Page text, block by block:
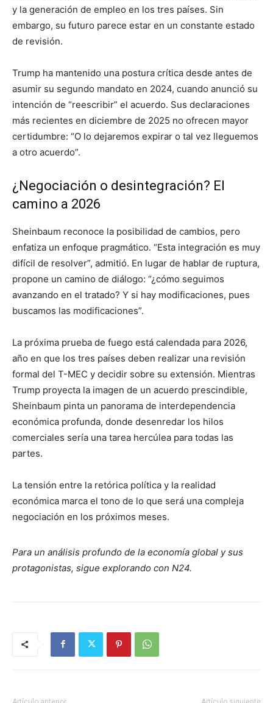
y la generación de empleo en los tres países. Sin
embargo, su futuro parece estar en un constante estado
de revisión.
Trump ha mantenido una postura crítica desde antes de
asumir su segundo mandato en 2024, cuando anunció su
intención de “reescribir” el acuerdo. Sus declaraciones
más recientes en diciembre de 2025 no ofrecen mayor
certidumbre: “O lo dejaremos expirar o tal vez lleguemos
a otro acuerdo”.
¿Negociación o desintegración? El
camino a 2026
Sheinbaum reconoce la posibilidad de cambios, pero
enfatiza un enfoque pragmático. “Esta integración es muy
difícil de resolver”, admitió. En lugar de hablar de ruptura,
propone un camino de diálogo: “¿cómo seguimos
avanzando en el tratado? Y si hay modificaciones, pues
buscamos las modificaciones”.
La próxima prueba de fuego está calendada para 2026,
año en que los tres países deben realizar una revisión
formal del T-MEC y decidir sobre su extensión. Mientras
Trump proyecta la imagen de un acuerdo prescindible,
Sheinbaum pinta un panorama de interdependencia
económica profunda, donde desenredar los hilos
comerciales sería una tarea hercúlea para todas las
partes.
La tensión entre la retórica política y la realidad
económica marca el tono de lo que será una compleja
negociación en los próximos meses.
Para un análisis profundo de la economía global y sus
protagonistas, sigue explorando con N24.